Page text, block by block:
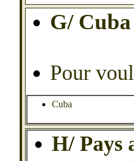
G/ Cuba
Pour
Cuba
H/ Pays